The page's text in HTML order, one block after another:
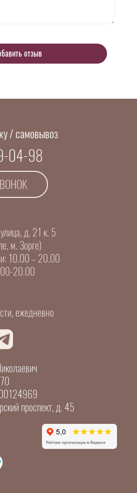
/ самовывоз
04-98
д. 21 к. 5
м. Зорге)
10.00 – 20.00
20.00
ежедневно
проспект, д. 45